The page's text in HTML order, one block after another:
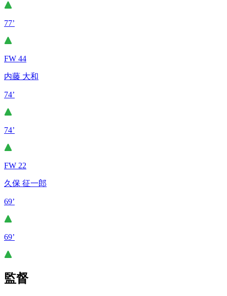
77’
FW 44
内藤 大和
74’
74’
FW 22
久保 征一郎
69’
69’
監督